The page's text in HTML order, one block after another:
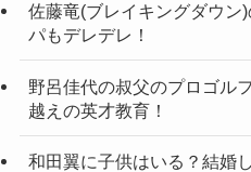
佐藤竜(ブレイキングダウン
パもデレデレ！
野呂佳代の叔父のプロゴル
越えの英才教育！
和田翼に子供はいる？結婚